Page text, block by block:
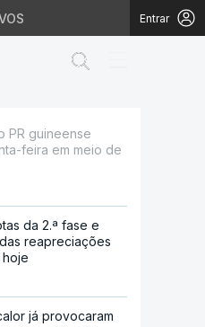
Entrar
de
PR guineense
feira em meio de
da 2.ª fase e
reapreciações
já provocaram